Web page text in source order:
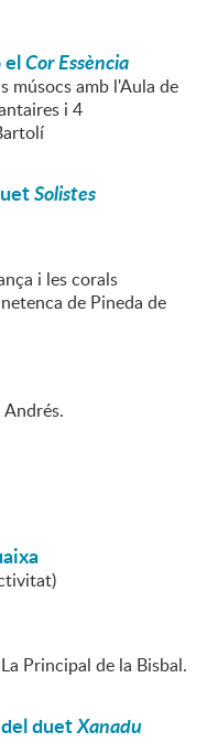
elCor Essència
músocs amb l'Aula de
i 4
Solistes
i les corals
de Pineda de
Principal de la Bisbal.
duetXanadu